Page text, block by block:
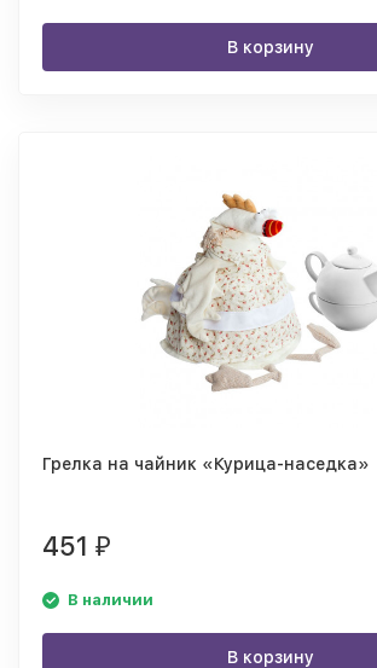
В корзину
Грелка на чайник «Курица-наседка»
451 ₽
В наличии
В корзину